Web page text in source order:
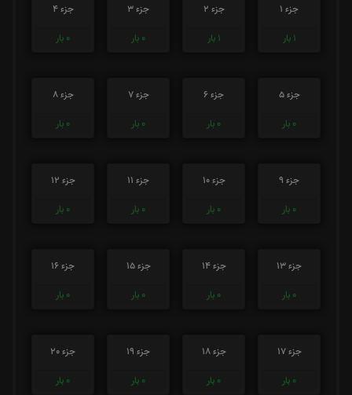
جزء 1
1 بار
جزء 2
1 بار
جزء 3
0 بار
جزء 4
0 بار
جزء 5
0 بار
جزء 6
0 بار
جزء 7
0 بار
جزء 8
0 بار
جزء 9
0 بار
جزء 10
0 بار
جزء 11
0 بار
جزء 12
0 بار
جزء 13
0 بار
جزء 14
0 بار
جزء 15
0 بار
جزء 16
0 بار
جزء 17
0 بار
جزء 18
0 بار
جزء 19
0 بار
جزء 20
0 بار